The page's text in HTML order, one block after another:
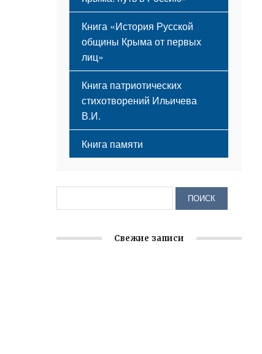
Книга «История Русской
общины Крыма от первых
лиц»
Книга патриотических
стихотворений Ильичева
В.И.
Книга памяти
Свежие записи